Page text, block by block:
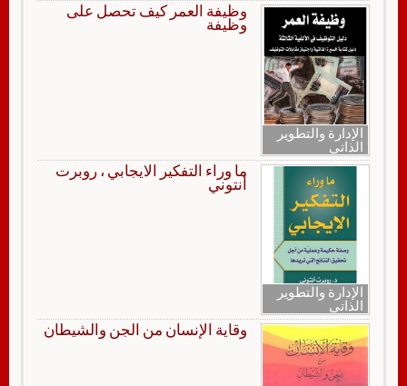
الإدارة والتطوير
الذاتي
وظيفة العمر كيف تحصل على
وظيفة
الإدارة والتطوير
الذاتي
ما وراء التفكير الايجابي ، روبرت
أنتوني
وقاية الإنسان من الجن والشيطان